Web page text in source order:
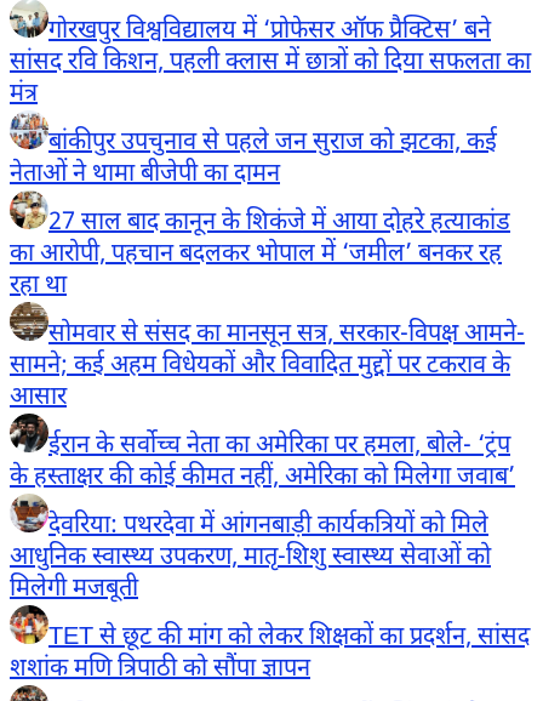
गोरखपुर विश्वविद्यालय में ‘प्रोफेसर ऑफ प्रैक्टिस’ बने
सांसद रवि किशन, पहली क्लास में छात्रों को दिया सफलता का
मंत्र
बांकीपुर उपचुनाव से पहले जन सुराज को झटका, कई
नेताओं ने थामा बीजेपी का दामन
27 साल बाद कानून के शिकंजे में आया दोहरे हत्याकांड
का आरोपी, पहचान बदलकर भोपाल में ‘जमील’ बनकर रह
रहा था
सोमवार से संसद का मानसून सत्र, सरकार-विपक्ष आमने-
सामने; कई अहम विधेयकों और विवादित मुद्दों पर टकराव के
आसार
ईरान के सर्वोच्च नेता का अमेरिका पर हमला, बोले- ‘ट्रंप
के हस्ताक्षर की कोई कीमत नहीं, अमेरिका को मिलेगा जवाब’
देवरिया: पथरदेवा में आंगनबाड़ी कार्यकत्रियों को मिले
आधुनिक स्वास्थ्य उपकरण, मातृ-शिशु स्वास्थ्य सेवाओं को
मिलेगी मजबूती
TET से छूट की मांग को लेकर शिक्षकों का प्रदर्शन, सांसद
शशांक मणि त्रिपाठी को सौंपा ज्ञापन